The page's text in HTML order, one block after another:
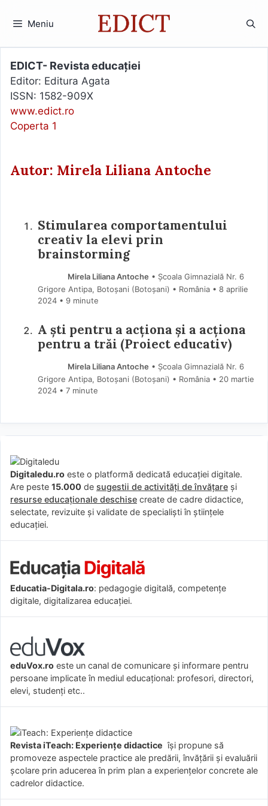
Meniu
EDICT- Revista educației
Editor: Editura Agata
ISSN: 1582-909X
www.edict.ro
Coperta 1
Autor: Mirela Liliana Antoche
Stimularea comportamentului
creativ la elevi prin
brainstorming
Mirela Liliana Antoche • Școala Gimnazială Nr. 6
Grigore Antipa, Botoșani (Botoşani) • România
8 aprilie
2024 • 9 minute
A ști pentru a acționa și a acționa
pentru a trăi (Proiect educativ)
Mirela Liliana Antoche • Școala Gimnazială Nr. 6
Grigore Antipa, Botoșani (Botoşani) • România
20 martie
2024 • 7 minute
Digitaledu.ro este o platformă dedicată educației digitale.
Are peste 15.000 de sugestii de activități de învățare și
resurse educaționale deschise create de cadre didactice,
selectate, revizuite și validate de specialiști în științele
educației.
Educatia-Digitala.ro: pedagogie digitală, competențe
digitale, digitalizarea educației.
eduVox.ro este un canal de comunicare și informare pentru
persoane implicate în mediul educațional: profesori, directori,
elevi, studenți etc..
Revista iTeach: Experienţe didactice îşi propune să
promoveze aspectele practice ale predării, învăţării şi evaluării
şcolare prin aducerea în prim plan a experienţelor concrete ale
cadrelor didactice.